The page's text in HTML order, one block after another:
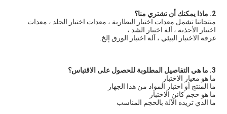
2. ماذا يمكنك أن تشتري منا؟
اختبار الأحذية ، آلة اختبار الشد ،
غرفة الاختبار البيئي ، آلة اختبار الورق إلخ.
3. ما هي التفاصيل المطلوبة للحصول على الاقتباس؟
ما هو معيار الاختبار
ما المنتج أو اختبار المواد من هذا الجهاز
ما هو حجم كائن الاختبار
ما الذي تريده الآلة بالحجم المناسب